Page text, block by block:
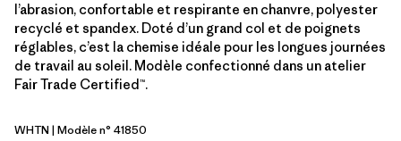
l’abrasion, confortable et respirante en chanvre, polyester
recyclé et spandex. Doté d’un grand col et de poignets
réglables, c’est la chemise idéale pour les longues journées
de travail au soleil. Modèle confectionné dans un atelier
Fair Trade Certified™.
Whole Weave: Beeswax Tan
WHTN | Modèle n° 41850